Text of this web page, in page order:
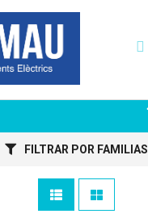
FILTRAR POR FAMILIAS